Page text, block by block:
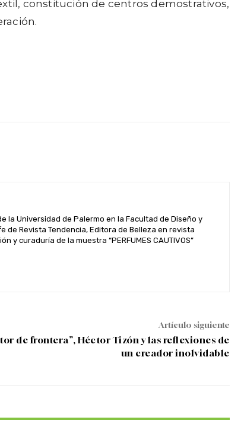
constitución de centros demostrativos,
la Universidad de Palermo en la Facultad de Diseño y
de Revista Tendencia, Editora de Belleza en revista
curaduría de la muestra “PERFUMES CAUTIVOS”
Artículo siguiente
de frontera”, Héctor Tizón y las reflexiones de
un creador inolvidable